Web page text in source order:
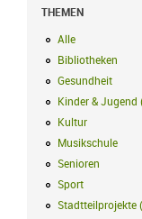
THEMEN
Alle
Bibliotheken
Gesundheit
Kinder & Jugend
Kultur
Musikschule
Senioren
Sport
Stadtteilprojekte (